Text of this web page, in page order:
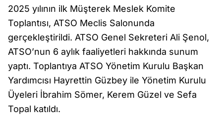
2025 yılının ilk Müşterek Meslek Komite
Toplantısı, ATSO Meclis Salonunda
gerçekleştirildi. ATSO Genel Sekreteri Ali Şenol,
ATSO’nun 6 aylık faaliyetleri hakkında sunum
yaptı. Toplantıya ATSO Yönetim Kurulu Başkan
Yardımcısı Hayrettin Güzbey ile Yönetim Kurulu
Üyeleri İbrahim Sömer, Kerem Güzel ve Sefa
Topal katıldı.